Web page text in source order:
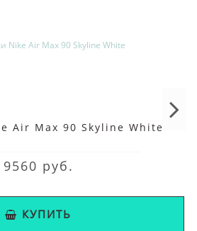
Air Max 90 Skyline White
9560 руб.
КУПИТЬ